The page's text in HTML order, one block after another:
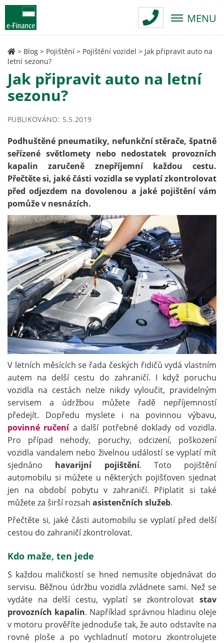
MENU
> Blog > Pojištění > Pojištění vozidel > Jak připravit auto na
letní sezonu?
Jak připravit auto na letní
sezonu?
PUBLIKOVÁNO: 5.5.2019
Podhuštěné pneumatiky, nefunkční stěrače, špatně
seřízené světlomety nebo nedostatek provozních
kapalin zaručeně znepříjemní každou cestu.
Přečtěte si, jaké části vozidla se vyplatí zkontrolovat
před odjezdem na dovolenou a jaké pojištění vám
pomůže v nesnázích.
V letních měsících se řada českých řidičů vydá vlastním
autem na delší cestu do zahraničí. I když poruchu
vozidla na cestách nelze nikdy vyloučit, pravidelným
servisem a údržbou můžete řadě nepříjemností
předejít. Dopředu myslete i na povinnou výbavu,
povinné ručenía další potřebné doklady od vozidla.
Pro případ nehody, poruchy, odcizení, poškození
vozidla vandalem nebo živelnou událostí se vyplatí mít
sjednáno havarijní pojištění. Toto pojištění
automobilu si můžete u některých pojišťoven sjednat
jen na období pobytu v zahraničí. Připlatit si také
můžete za širší rozsah asistenčních služeb.
Přečtěte si, jaké části automobilu se vyplatí před delší
cestou do zahraničí zkontrolovat.
Kdo maže, ten jede
S každou maličkostí se hned nemusíte objednávat do
servisu. Běžnou údržbu vozidla zvládnete sami. Než se
vydáte na delší cestu, vyplatí se zkontrolovat stav
provozních kapalin. Například správnou hladinu oleje
v motoru prověříte jednoduše tak, že auto odstavíte na
rovné ploše a po vychladnutí motoru zkontrolujete